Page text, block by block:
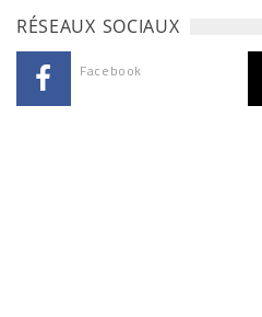
RÉSEAUX SOCIAUX
Facebook